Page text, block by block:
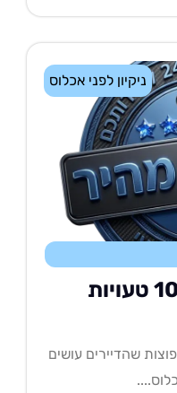
לפני אכלוס
– 10 טעויות
שהדיירים עושים